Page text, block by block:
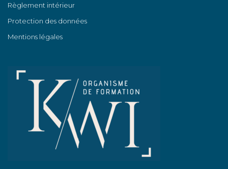
Règlement intérieur
Protection des données
Mentions légales